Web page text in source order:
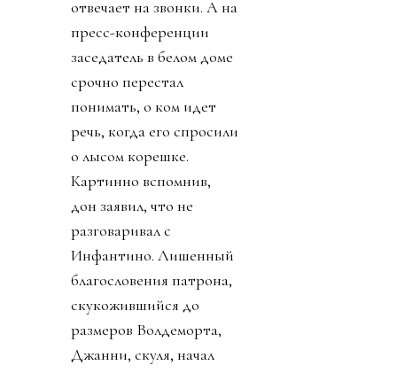
разбирательством и
потребовала сохранять
все вещественные улики
и информацию о
заговоре.
вбросили рассказы о
Публика восприняла как
должно. «Жаль тебя.
Теперь проваливай». У
тирана не только не
получилось разыграть